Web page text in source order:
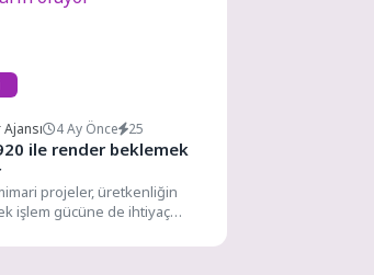
4 Ay Önce 25
ile render beklemek
projeler, üretkenliğin
işlem gücüne de ihtiyaç